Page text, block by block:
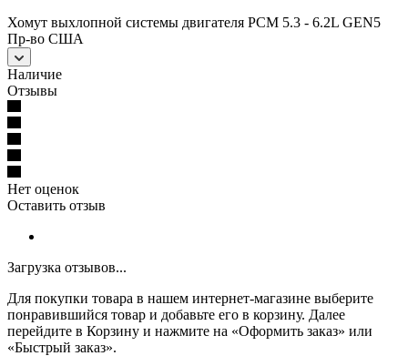
Хомут выхлопной системы двигателя PCM 5.3 - 6.2L GEN5
Пр-во США
Наличие
Отзывы
Нет оценок
Оставить отзыв
Загрузка отзывов...
Для покупки товара в нашем интернет-магазине выберите
понравившийся товар и добавьте его в корзину. Далее
перейдите в Корзину и нажмите на «Оформить заказ» или
«Быстрый заказ».